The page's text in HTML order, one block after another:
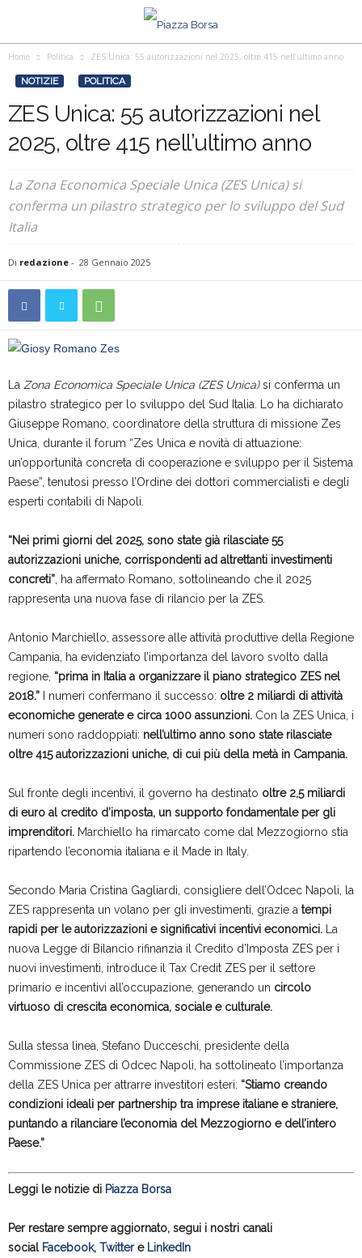
Home Politica ZES Unica: 55 autorizzazioni nel 2025, oltre 415 nell’ultimo anno
NOTIZIE POLITICA
ZES Unica: 55 autorizzazioni nel
2025, oltre 415 nell’ultimo anno
La Zona Economica Speciale Unica (ZES Unica) si
conferma un pilastro strategico per lo sviluppo del Sud
Italia
Di redazione - 28 Gennaio 2025
La Zona Economica Speciale Unica (ZES Unica)si conferma un
pilastro strategico per lo sviluppo del Sud Italia. Lo ha dichiarato
Giuseppe Romano, coordinatore della struttura di missione Zes
Unica, durante il forum “Zes Unica e novità di attuazione:
un’opportunità concreta di cooperazione e sviluppo per il Sistema
Paese”, tenutosi presso l’Ordine dei dottori commercialisti e degli
esperti contabili di Napoli.
“Nei primi giorni del 2025, sono state già rilasciate 55
autorizzazioni uniche, corrispondenti ad altrettanti investimenti
concreti” , ha affermato Romano, sottolineando che il 2025
rappresenta una nuova fase di rilancio per la ZES.
Antonio Marchiello, assessore alle attività produttive della Regione
Campania, ha evidenziato l’importanza del lavoro svolto dalla
regione, “prima in Italia a organizzare il piano strategico ZES nel
2018.” I numeri confermano il successo: oltre 2 miliardi di attività
economiche generate e circa 1000 assunzioni. Con la ZES Unica, i
numeri sono raddoppiati: nell’ultimo anno sono state rilasciate
oltre 415 autorizzazioni uniche, di cui più della metà in Campania.
Sul fronte degli incentivi, il governo ha destinato oltre 2,5 miliardi
di euro al credito d’imposta, un supporto fondamentale per gli
imprenditori. Marchiello ha rimarcato come dal Mezzogiorno stia
ripartendo l’economia italiana e il Made in Italy.
Secondo Maria Cristina Gagliardi, consigliere dell’Odcec Napoli, la
ZES rappresenta un volano per gli investimenti, grazie a tempi
rapidi per le autorizzazioni e significativi incentivi economici. La
nuova Legge di Bilancio rifinanzia il Credito d’Imposta ZES per i
nuovi investimenti, introduce il Tax Credit ZES per il settore
primario e incentivi all’occupazione, generando un circolo
virtuoso di crescita economica, sociale e culturale.
Sulla stessa linea, Stefano Ducceschi, presidente della
Commissione ZES di Odcec Napoli, ha sottolineato l’importanza
della ZES Unica per attrarre investitori esteri: “Stiamo creando
condizioni ideali per partnership tra imprese italiane e straniere,
puntando a rilanciare l’economia del Mezzogiorno e dell’intero
Paese.”
Leggi le notizie di Piazza Borsa
Per restare sempre aggiornato, segui i nostri canali
social Facebook, Twittere LinkedIn